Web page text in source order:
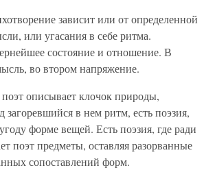
зависит или от определенной
или угасания в себе ритма.
состояние и отношение. В
во втором напряжение.
поэт описывает клочок природы,
загоревшийся в нем ритм, есть поэзия,
форме вещей. Есть поэзия, где ради
поэт предметы, оставляя разорванные
сопоставлений форм.